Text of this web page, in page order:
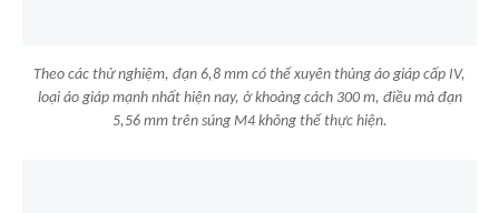
Theo các thử nghiệm, đạn 6,8 mm có thể xuyên thủng áo giáp cấp IV,
loại áo giáp mạnh nhất hiện nay, ở khoảng cách 300 m, điều mà đạn
5,56 mm trên súng M4 không thể thực hiện.